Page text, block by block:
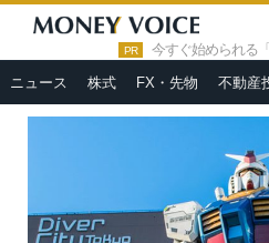
PR 今すぐ始められる
ニュース 株式 FX・先物 不動産
HOME » ビジネス・ライフ
い力～アムロ、巴マミ、御坂美琴＝